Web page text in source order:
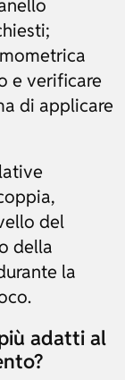
e verificare
di applicare
del
della
la
adatti al